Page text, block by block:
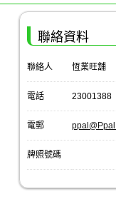
聯絡資料
聯絡人 恆業旺舖
電話 23001388
電郵
牌照號碼